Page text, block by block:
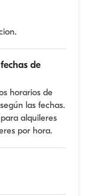
de
horarios de
las fechas.
alquileres
por hora.